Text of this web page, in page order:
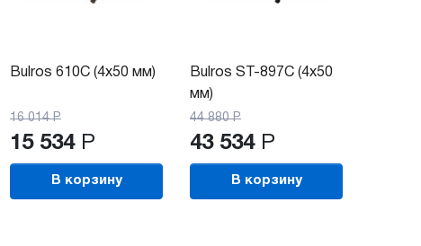
Bulros 610C (4x50 мм)
16 014 Р
15 534 Р
В корзину
Bulros ST-897C (4х50
мм)
44 880 Р
43 534 Р
В корзину